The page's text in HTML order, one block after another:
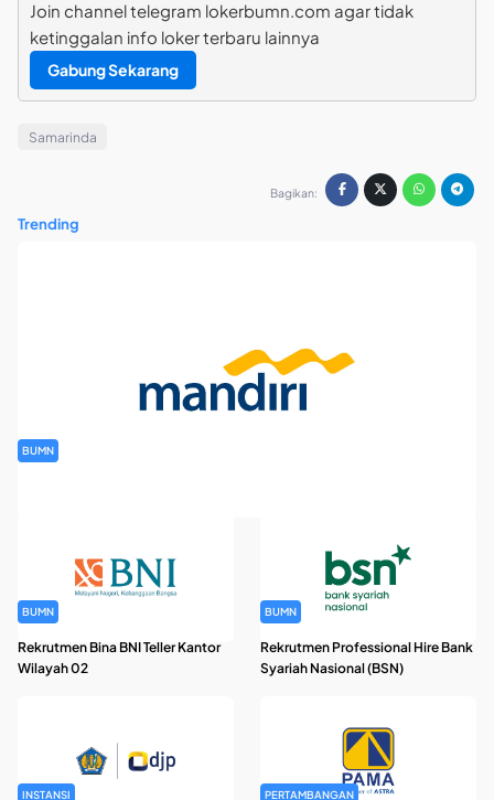
Join channel telegram lokerbumn.com agar tidak
ketinggalan info loker terbaru lainnya
Gabung Sekarang
Samarinda
Bagikan:
Trending
BUMN
BUMN
Rekrutmen Bina BNI Teller Kantor
Wilayah 02
BUMN
Rekrutmen Professional Hire Bank
Syariah Nasional (BSN)
INSTANSI PERTAMBANGAN